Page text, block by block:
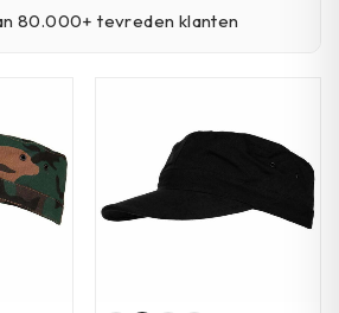
80.000+ tevreden klanten